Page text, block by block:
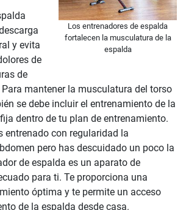
Los entrenadores de espalda
fortalecen la musculatura de la
espalda
y evita
de
de
mantener la musculatura del torso
se debe incluir el entrenamiento de la
dentro de tu plan de entrenamiento.
entrenado con regularidad la
pero has descuidado un poco la
de espalda es un aparato de
para ti. Te proporciona una
óptima y te permite un acceso
de la espalda desde casa.